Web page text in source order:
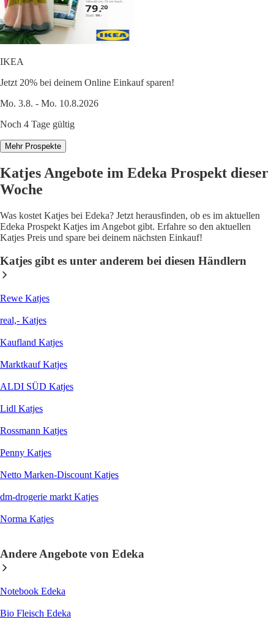
IKEA
Jetzt 20% bei deinem Online Einkauf sparen!
Mo. 3.8. - Mo. 10.8.2026
Noch 4 Tage gültig
Mehr Prospekte
Katjes Angebote im Edeka Prospekt dieser
Woche
Was kostet Katjes bei Edeka? Jetzt herausfinden, ob es im aktuellen
Edeka Prospekt Katjes im Angebot gibt. Erfahre so den aktuellen
Katjes Preis und spare bei deinem nächsten Einkauf!
Katjes gibt es unter anderem bei diesen Händlern
Rewe Katjes
real,- Katjes
Kaufland Katjes
Marktkauf Katjes
ALDI SÜD Katjes
Lidl Katjes
Rossmann Katjes
Penny Katjes
Netto Marken-Discount Katjes
dm-drogerie markt Katjes
Norma Katjes
Andere Angebote von Edeka
Notebook Edeka
Bio Fleisch Edeka